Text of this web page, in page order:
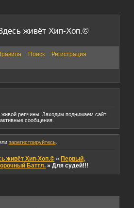
живёт Хип-Хоп.©
Поиск
Регистрация
репчины. Заходим поднимаем сайт.
сообщения.
зарегистрируйтесь.
живёт Хип-Хоп.© » Первый,
Баттл. »Для судей!!!